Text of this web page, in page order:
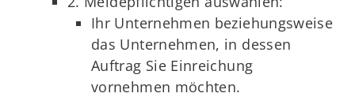
Ihr Unternehmen beziehungsweise
das Unternehmen, in dessen
Auftrag Sie Einreichung
vornehmen möchten.